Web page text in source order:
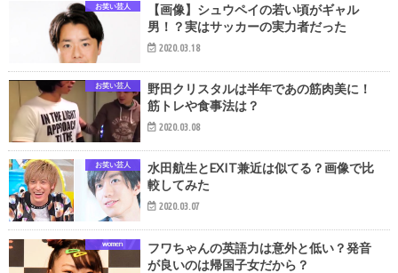
お笑い芸人
【画像】シュウペイの若い頃がギャル
男！？実はサッカーの実力者だった
2020.03.18
お笑い芸人
野田クリスタルは半年であの筋肉美に！
筋トレや食事法は？
2020.03.08
お笑い芸人
水田航生とEXIT兼近は似てる？画像で比
較してみた
2020.03.07
women
フワちゃんの英語力は意外と低い？発音
が良いのは帰国子女だから？